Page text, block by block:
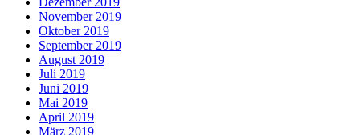
November 2019
Oktober 2019
September 2019
August 2019
Juli 2019
Juni 2019
Mai 2019
April 2019
März 2019